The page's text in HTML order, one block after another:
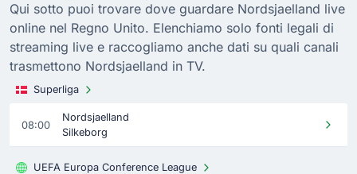
Qui sotto puoi trovare dove guardare Nordsjaelland live
online nel Regno Unito. Elenchiamo solo fonti legali di
streaming live e raccogliamo anche dati su quali canali
trasmettono Nordsjaelland in TV.
Superliga
08:00
Nordsjaelland
Silkeborg
UEFA Europa Conference League